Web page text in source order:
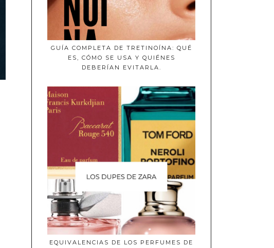
GUÍA COMPLETA DE TRETINOÍNA: QUÉ
ES, CÓMO SE USA Y QUIÉNES
DEBERÍAN EVITARLA.
EQUIVALENCIAS DE LOS PERFUMES DE